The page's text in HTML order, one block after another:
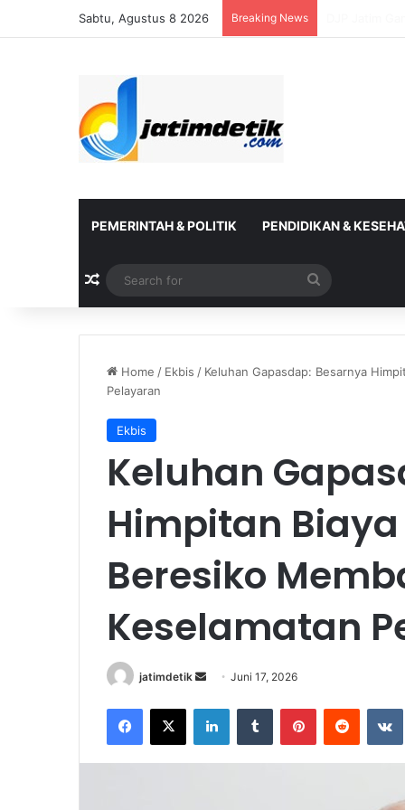
Sabtu, Agustus 8 2026 Breaking News
PEMERINTAH & POLITIK PENDIDIKAN &
Random Article
for
Home / Ekbis / Keluhan Gapasdap: Besarnya
Pelayaran
Ekbis
Keluhan
Himpitan
Beresiko
Keselamatan
jatimdetik
n
d
a
Juni 17, 2026